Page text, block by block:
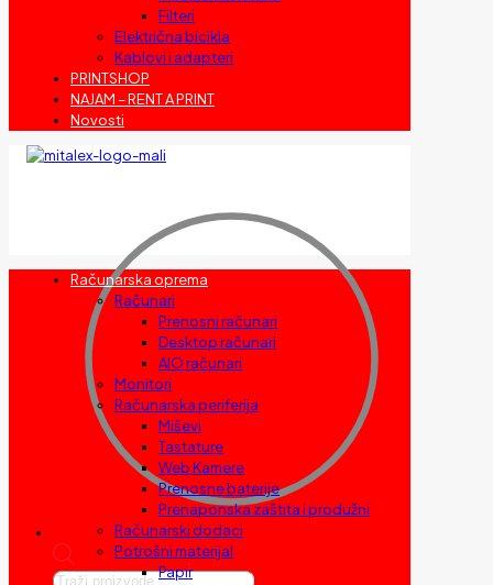
Filteri
Električna bicikla
Kablovi i adapteri
PRINTSHOP
NAJAM – RENT A PRINT
Novosti
Products
Računarska oprema
Računari
Prenosni računari
Desktop računari
AIO računari
Monitori
Računarska periferija
Miševi
Tastature
Web Kamere
Prenosne baterije
Prenaponska zaštita i produžni
Računarski dodaci
Potrošni materijal
Papir